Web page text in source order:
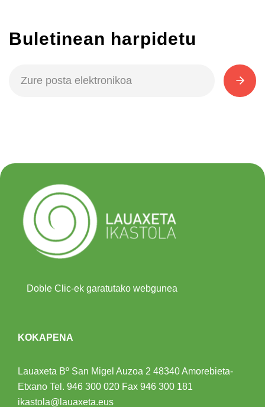
Buletinean harpidetu
Doble Clic-ek garatutako webgunea
KOKAPENA
Lauaxeta Bº San Migel Auzoa 2 48340 Amorebieta-
Etxano Tel. 946 300 020 Fax 946 300 181
ikastola@lauaxeta.eus